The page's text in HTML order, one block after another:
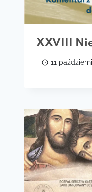
XXVIII
11